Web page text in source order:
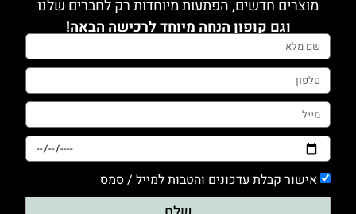
מוצרים חדשים, הפתעות מיוחדות רק לחברים שלנו
וגם קופון הנחה מיוחד לרכישה הבאה!
אישור קבלת עדכונים והטבות למייל / סמס